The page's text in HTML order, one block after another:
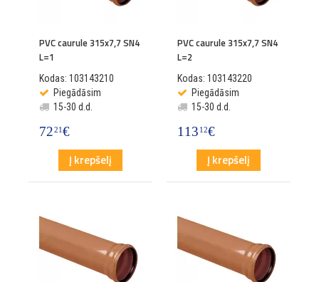
PVC caurule 315x7,7 SN4
L=1
Kodas: 103143210
Piegādāsim
15-30 d.d.
7221€
Į krepšelį
PVC caurule 315x7,7 SN4
L=2
Kodas: 103143220
Piegādāsim
15-30 d.d.
113 12€
Į krepšelį